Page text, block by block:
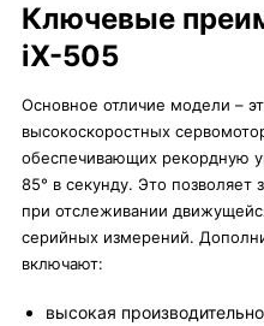
Ключевые
iX-505
Основное отличие модели –
высокоскоростных
обеспечивающих рекордную
85° в секунду. Это позволяет
при отслеживании
серийных измерений.
включают:
высокая